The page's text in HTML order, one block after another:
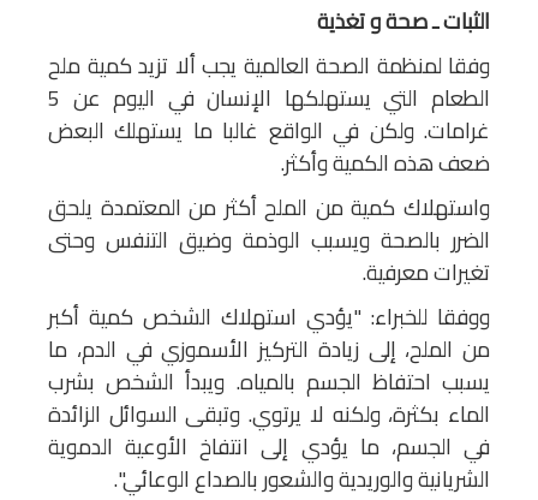
الثبات ـ صحة و تغذية
وفقا لمنظمة الصحة العالمية يجب ألا تزيد كمية ملح
الطعام التي يستهلكها الإنسان في اليوم عن 5
غرامات. ولكن في الواقع غالبا ما يستهلك البعض
ضعف هذه الكمية وأكثر.
واستهلاك كمية من الملح أكثر من المعتمدة يلحق
الضرر بالصحة ويسبب الوذمة وضيق التنفس وحتى
تغيرات معرفية.
ووفقا للخبراء: "يؤدي استهلاك الشخص كمية أكبر
من الملح، إلى زيادة التركيز الأسموزي في الدم، ما
يسبب احتفاظ الجسم بالمياه. ويبدأ الشخص بشرب
الماء بكثرة، ولكنه لا يرتوي. وتبقى السوائل الزائدة
في الجسم، ما يؤدي إلى انتفاخ الأوعية الدموية
الشريانية والوريدية والشعور بالصداع الوعائي".